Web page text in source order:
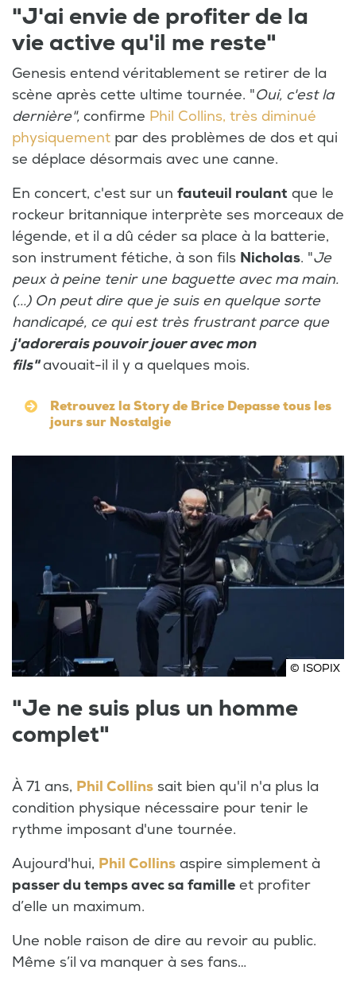
"J'ai envie de profiter de la
vie active qu'il me reste"
Genesis entend véritablement se retirer de la
scène après cette ultime tournée. "Oui, c'est la
dernière", confirme Phil Collins, très diminué
physiquement par des problèmes de dos et qui
se déplace désormais avec une canne.
En concert, c'est sur un fauteuil roulant que le
rockeur britannique interprète ses morceaux de
légende, et il a dû céder sa place à la batterie,
son instrument fétiche, à son fils Nicholas. "Je
peux à peine tenir une baguette avec ma main.
(...) On peut dire que je suis en quelque sorte
handicapé, ce qui est très frustrant parce que
j'adorerais pouvoir jouer avec mon
fils"avouait-il il y a quelques mois.
Retrouvez la Story de Brice Depasse tous les
jours sur Nostalgie
© ISOPIX
"Je ne suis plus un homme
complet"
À 71 ans, Phil Collins sait bien qu'il n'a plus la
condition physique nécessaire pour tenir le
rythme imposant d'une tournée.
Aujourd'hui, Phil Collins aspire simplement à
passer du temps avec sa famille et profiter
d’elle un maximum.
Une noble raison de dire au revoir au public.
Même s’il va manquer à ses fans…